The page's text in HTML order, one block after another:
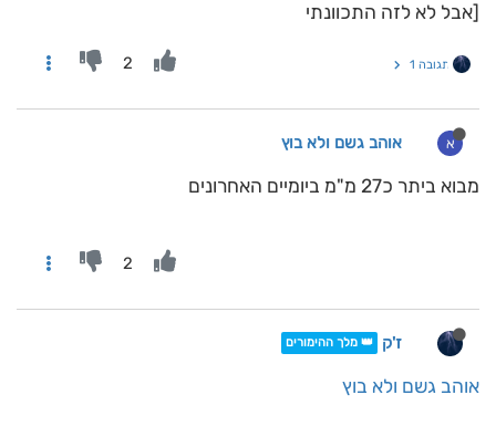
[אבל לא לזה התכוונתי
תגובה 1 2
א אוהב גשם ולא בוץ
מבוא ביתר כ27 מ"מ ביומיים האחרונים
2
ז'ק 👑 מלך ההימורים
אוהב גשם ולא בוץ